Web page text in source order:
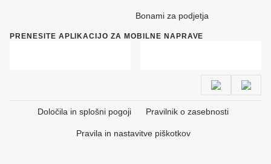
Bonami za podjetja
PRENESITE APLIKACIJO ZA MOBILNE NAPRAVE
Določila in splošni pogoji Pravilnik o zasebnosti
Pravila in nastavitve piškotkov